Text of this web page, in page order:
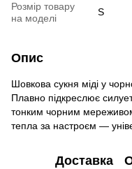
Розмір товару
на моделі
S
Опис
Шовкова сукня міді у
Плавно підкреслює
тонким чорним
тепла за настроєм —
Доставка